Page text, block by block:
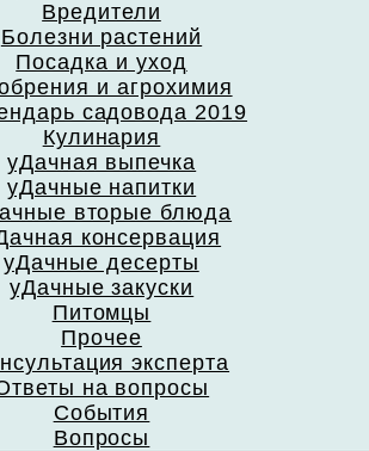
Вредители
Болезни растений
Посадка и уход
и агрохимия
садовода 2019
Кулинария
уДачная выпечка
уДачные напитки
вторые блюда
консервация
уДачные десерты
уДачные закуски
Питомцы
Прочее
эксперта
на вопросы
События
Вопросы